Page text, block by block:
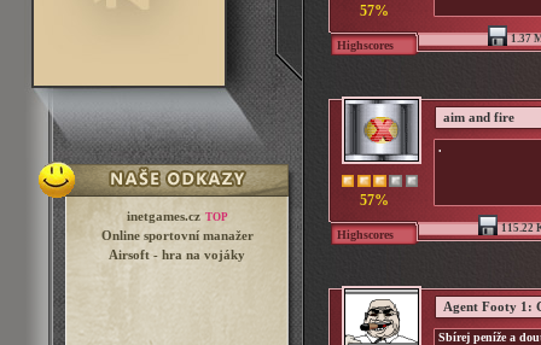
inetgames.cz TOP
Online sportovní manažer
Airsoft - hra na vojáky
57%
Highscores 1.37
57%
aim and fire
.
Highscores 115.22
Agent Footy 1:
Sbírej peníže a